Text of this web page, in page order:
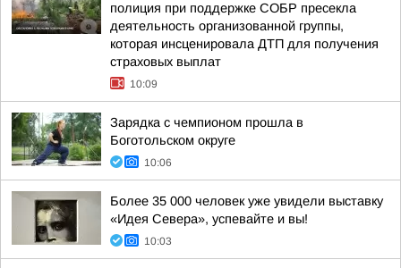
полиция при поддержке СОБР пресекла
деятельность организованной группы,
которая инсценировала ДТП для получения
страховых выплат
10:09
Зарядка с чемпионом прошла в
Боготольском округе
10:06
Более 35 000 человек уже увидели выставку
«Идея Севера», успевайте и вы!
10:03